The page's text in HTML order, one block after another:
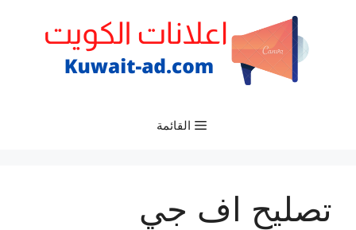
القائمة
تصليح اف جي